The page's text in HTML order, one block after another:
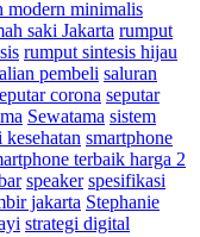
modern minimalis
saki Jakarta rumput
rumput sintesis hijau
pembeli saluran
corona seputar
Sewatama sistem
kesehatan smartphone
terbaik harga 2
speaker spesifikasi
jakarta Stephanie
strategi digital